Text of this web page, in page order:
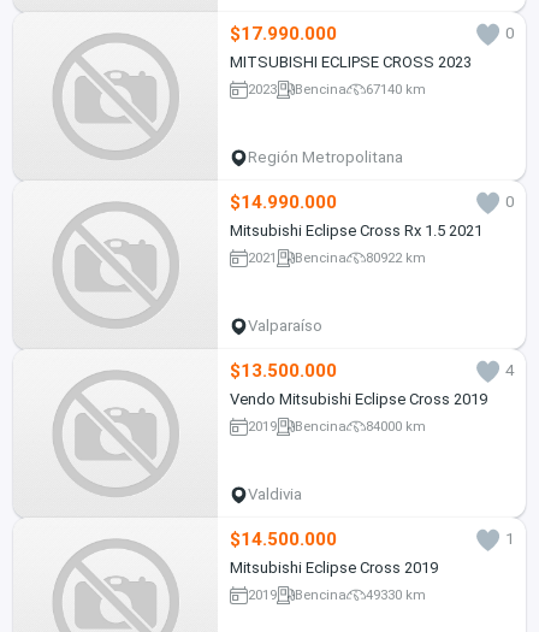
$17.990.000
0
MITSUBISHI ECLIPSE CROSS 2023
2023 Bencina 67140 km
Región Metropolitana
$14.990.000
0
Mitsubishi Eclipse Cross Rx 1.5 2021
2021 Bencina 80922 km
Valparaíso
$13.500.000
4
Vendo Mitsubishi Eclipse Cross 2019
2019 Bencina 84000 km
Valdivia
$14.500.000
1
Mitsubishi Eclipse Cross 2019
2019 Bencina 49330 km